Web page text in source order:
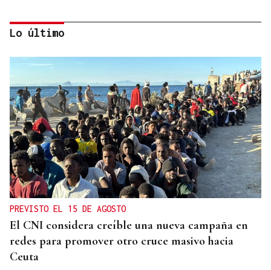
2019, SU PRIMERA GRANDE
Pogacar vuelve a La Vuelta siete años después y
busca conquistar el maillot rojo
Lo último
PREVISTO EL 15 DE AGOSTO
El CNI considera creíble una nueva campaña en
redes para promover otro cruce masivo hacia
Ceuta